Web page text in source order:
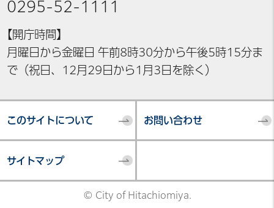
0295-52-1111
【開庁時間】
月曜日から金曜日 午前8時30分から午後5時15分ま
で（祝日、12月29日から1月3日を除く）
このサイトについて お問い合わせ
サイトマップ
© City of Hitachiomiya.